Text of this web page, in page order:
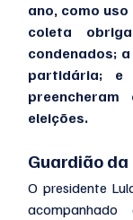
ano, como
coleta
condenados;
partidária;
eleições.
Guardião
O presidente